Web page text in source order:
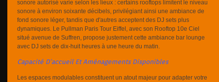
sonore autorisé varie selon les lieux : certains rooftops limitent le niveau
sonore à environ soixante décibels, privilégiant ainsi une ambiance de
fond sonore léger, tandis que d'autres acceptent des DJ sets plus
dynamiques. Le Pullman Paris Tour Eiffel, avec son Rooftop 10e Ciel
situé avenue de Suffren, propose justement cette ambiance bar lounge
avec DJ sets de dix-huit heures à une heure du matin.
Capacité D'accueil Et Aménagements Disponibles
Les espaces modulables constituent un atout majeur pour adapter votre